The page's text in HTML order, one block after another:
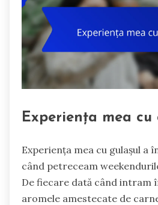
Experiența mea cu
Experiența mea cu gulașul a
când petreceam
De fiecare dată când intram
aromele amestecate de